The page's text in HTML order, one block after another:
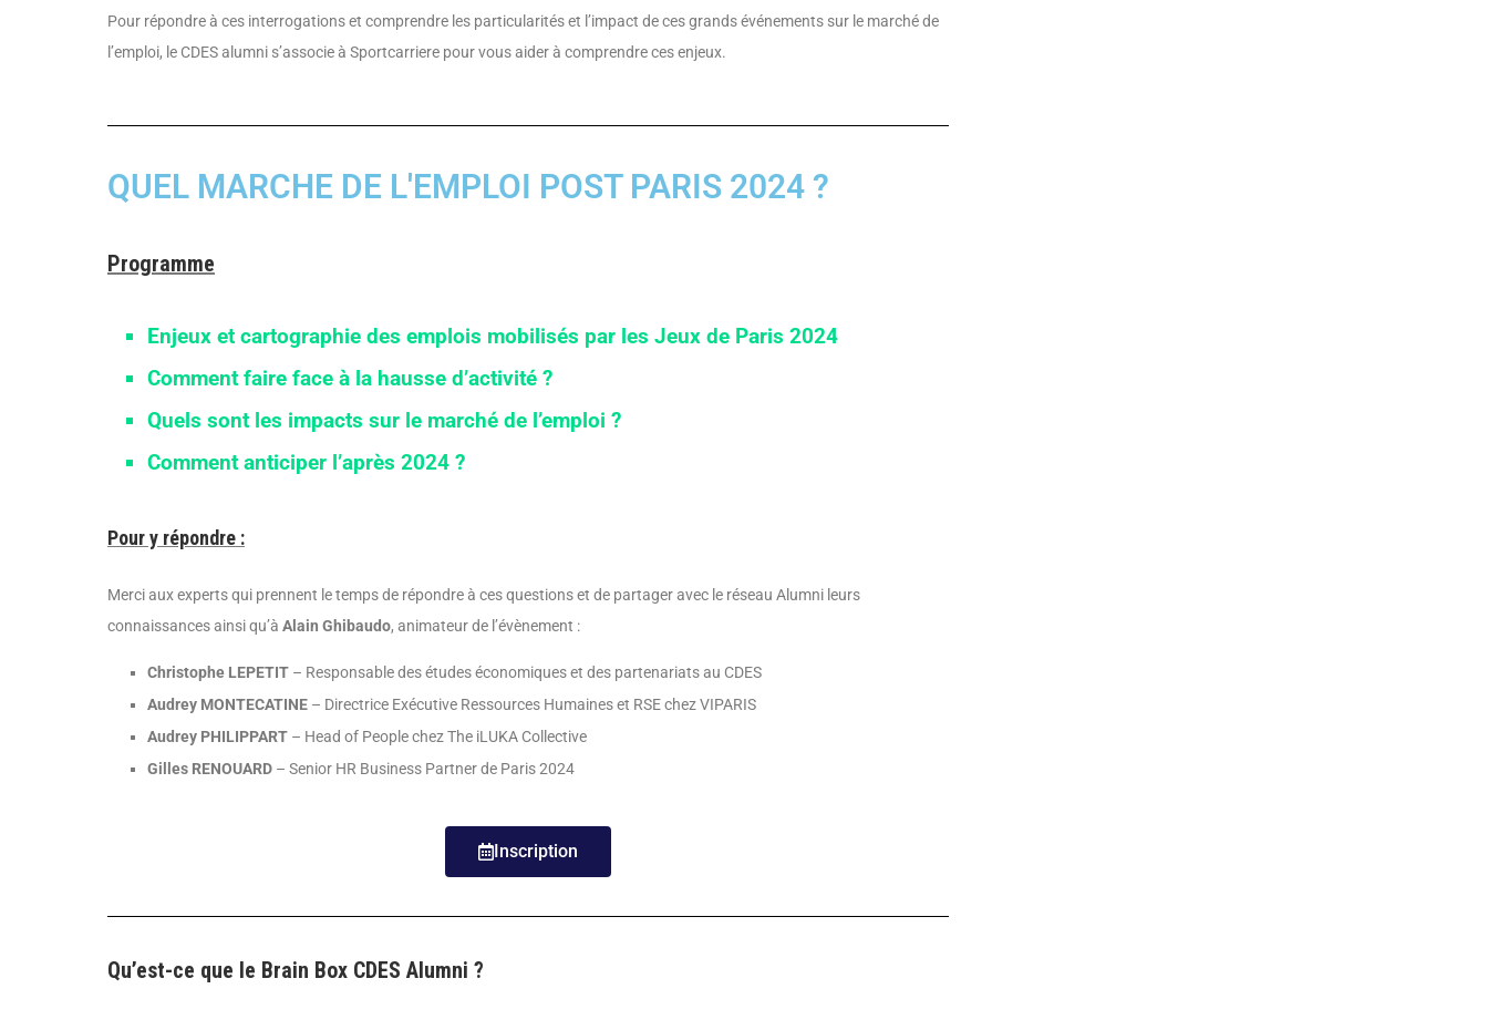
Pour répondre à ces interrogations et comprendre les particularités et l’impact de ces grands événements sur le marché de
l’emploi, le CDES alumni s’associe à Sportcarriere pour vous aider à comprendre ces enjeux.
QUEL MARCHE DE L'EMPLOI POST PARIS 2024 ?
Programme
Enjeux et cartographie des emplois mobilisés par les Jeux de Paris 2024
Comment faire face à la hausse d’activité ?
Quels sont les impacts sur le marché de l’emploi ?
Comment anticiper l’après 2024 ?
Pour y répondre :
Merci aux experts qui prennent le temps de répondre à ces questions et de partager avec le réseau Alumni leurs
connaissances ainsi qu’à Alain Ghibaudo, animateur de l’évènement :
Christophe LEPETIT – Responsable des études économiques et des partenariats au CDES
Audrey MONTECATINE – Directrice Exécutive Ressources Humaines et RSE chez VIPARIS
Audrey PHILIPPART – Head of People chez The iLUKA Collective
Gilles RENOUARD – Senior HR Business Partner de Paris 2024
Inscription
Qu’est-ce que le Brain Box CDES Alumni ?